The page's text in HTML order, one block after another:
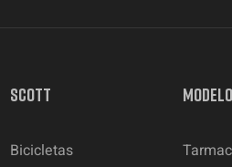
SCOTT
Bicicletas Tarmac